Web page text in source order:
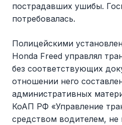
пострадавших ушибы.
потребовалась.
Полицейскими
Honda Freed управлял
без соответствующих
отношении него
административных
КоАП РФ «Управление
средством водителем,